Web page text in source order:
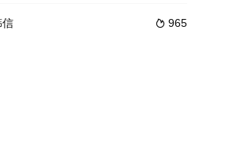
远走他乡了
后谋反篡位，老皇帝为了保护最善良单纯的七皇子
个精彩故事。 望海市马氏集团董事长马昊天的儿
 965
信